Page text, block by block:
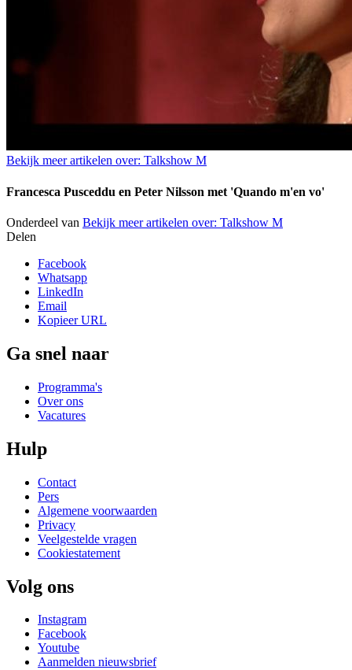
Bekijk meer artikelen over: Talkshow M
Francesca Pusceddu en Peter Nilsson met 'Quando m'en vo'
Onderdeel van Bekijk meer artikelen over: Talkshow M
Delen
Facebook
Whatsapp
LinkedIn
Email
Kopieer URL
Ga snel naar
Programma's
Over ons
Vacatures
Hulp
Contact
Pers
Algemene voorwaarden
Privacy
Veelgestelde vragen
Cookiestatement
Volg ons
Instagram
Facebook
Youtube
Aanmelden nieuwsbrief